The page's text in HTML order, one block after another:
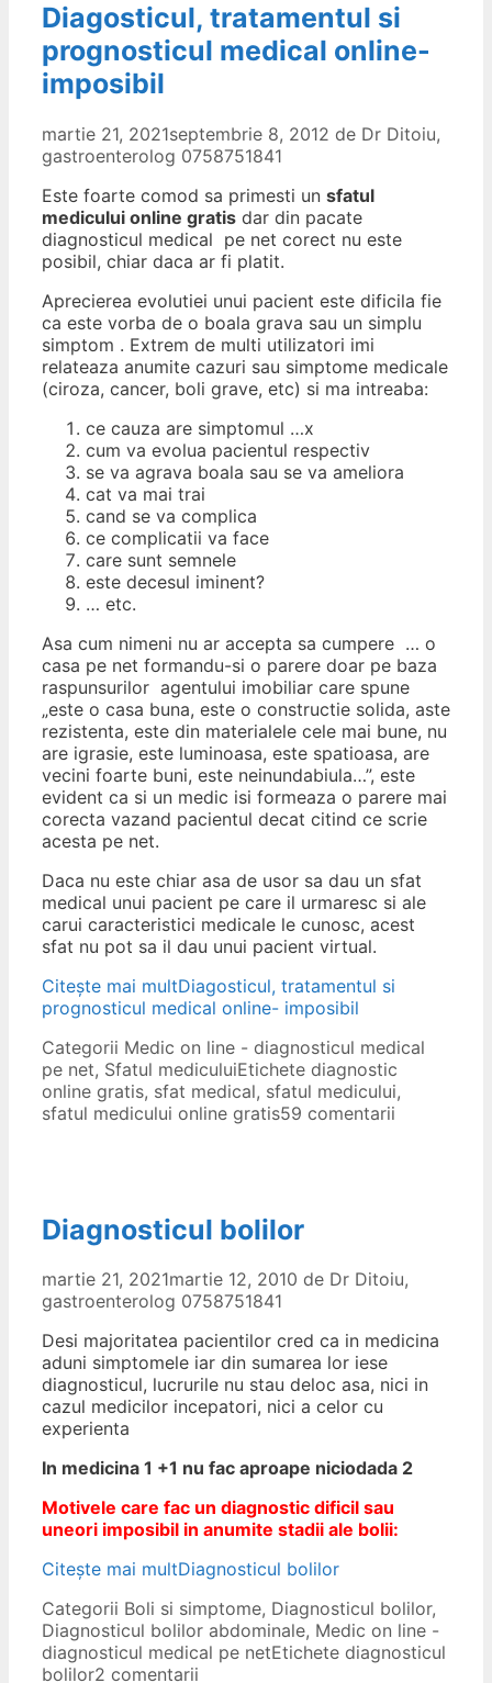
Diagosticul, tratamentul si
prognosticul medical online-
imposibil
martie 21, 2021septembrie 8, 2012 de Dr Ditoiu,
gastroenterolog 0758751841
Este foarte comod sa primesti un sfatul
medicului online gratis dar din pacate
diagnosticul medical pe net corect nu este
posibil, chiar daca ar fi platit.
Aprecierea evolutiei unui pacient este dificila fie
ca este vorba de o boala grava sau un simplu
simptom . Extrem de multi utilizatori imi
relateaza anumite cazuri sau simptome medicale
(ciroza, cancer, boli grave, etc) si ma intreaba:
ce cauza are simptomul …x
cum va evolua pacientul respectiv
se va agrava boala sau se va ameliora
cat va mai trai
cand se va complica
ce complicatii va face
care sunt semnele
este decesul iminent?
… etc.
Asa cum nimeni nu ar accepta sa cumpere … o
casa pe net formandu-si o parere doar pe baza
raspunsurilor agentului imobiliar care spune
„este o casa buna, este o constructie solida, aste
rezistenta, este din materialele cele mai bune, nu
are igrasie, este luminoasa, este spatioasa, are
vecini foarte buni, este neinundabiula…”, este
evident ca si un medic isi formeaza o parere mai
corecta vazand pacientul decat citind ce scrie
acesta pe net.
Daca nu este chiar asa de usor sa dau un sfat
medical unui pacient pe care il urmaresc si ale
carui caracteristici medicale le cunosc, acest
sfat nu pot sa il dau unui pacient virtual.
Citește mai multDiagosticul, tratamentul si
prognosticul medical online- imposibil
Categorii Medic on line - diagnosticul medical
pe net, Sfatul mediculuiEtichete diagnostic
online gratis, sfat medical, sfatul medicului,
sfatul medicului online gratis59 comentarii
Diagnosticul bolilor
martie 21, 2021martie 12, 2010 de Dr Ditoiu,
gastroenterolog 0758751841
Desi majoritatea pacientilor cred ca in medicina
aduni simptomele iar din sumarea lor iese
diagnosticul, lucrurile nu stau deloc asa, nici in
cazul medicilor incepatori, nici a celor cu
experienta
In medicina 1 +1 nu fac aproape niciodada 2
Motivele care fac un diagnostic dificil sau
uneori imposibil in anumite stadii ale bolii:
Citește mai multDiagnosticul bolilor
Categorii Boli si simptome, Diagnosticul bolilor,
Diagnosticul bolilor abdominale, Medic on line -
diagnosticul medical pe netEtichete diagnosticul
bolilor2 comentarii